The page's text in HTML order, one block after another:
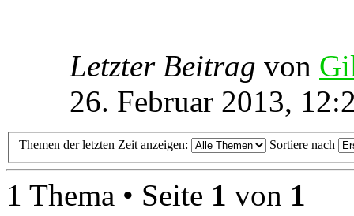
Letzter Beitrag von
26. Februar 2013,
Themen der letzten Zeit anzeigen: Sortiere nach
1 Thema • Seite 1 von 1